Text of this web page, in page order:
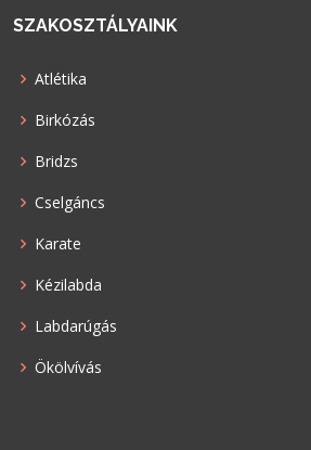
SZAKOSZTÁLYAINK
Atlétika
Birkózás
Bridzs
Cselgáncs
Karate
Kézilabda
Labdarúgás
Ökölvívás